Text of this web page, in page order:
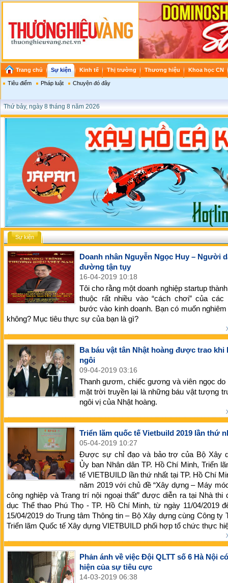
Trang chủ Sự kiện Kinh tế Thị trường Thương hiệu Khoa học CN
Tiêu điểm Pháp luật Chuyện đó đây
Thứ bảy, ngày 8 tháng 8 năm 2026
Sự kiện
Doanh nhân Nguyễn Ngọc Huy – Người
đường tận tụy
16-04-2019 10:18
Tôi cho rằng một doanh nghiệp startup
thuộc rất nhiều vào “cách chơi” của các
bước vào kinh doanh. Bạn có muốn
không? Mục tiêu thực sự của bạn là gì?
Ba báu vật tân Nhật hoàng được trao khi
ngôi
09-04-2019 03:16
Thanh gươm, chiếc gương và viên ngọc do
mặt trời truyền lại là những báu vật tượng
ngôi vị của Nhật hoàng.
Triển lãm quốc tế Vietbuild 2019 lần thứ
05-04-2019 10:27
Được sự chỉ đạo và bảo trợ của Bộ Xây
Ủy ban Nhân dân TP. Hồ Chí Minh, Triển
tế VIETBUILD lần thứ nhất tại TP. Hồ Chí
năm 2019 với chủ đề “Xây dựng – Máy
công nghiệp và Trang trí nội ngoại thất” được diễn ra tại Nhà thi
dục Thể thao Phú Thọ - TP. Hồ Chí Minh, từ ngày 11/04/2019
15/04/2019 do Trung tâm Thông tin – Bộ Xây dựng cùng Công ty
Triển lãm Quốc tế Xây dựng VIETBUILD phối hợp tổ chức thực
Phản ánh về việc Đội QLTT số 6 Hà Nội
hiện của sự tiêu cực
14-03-2019 06:38